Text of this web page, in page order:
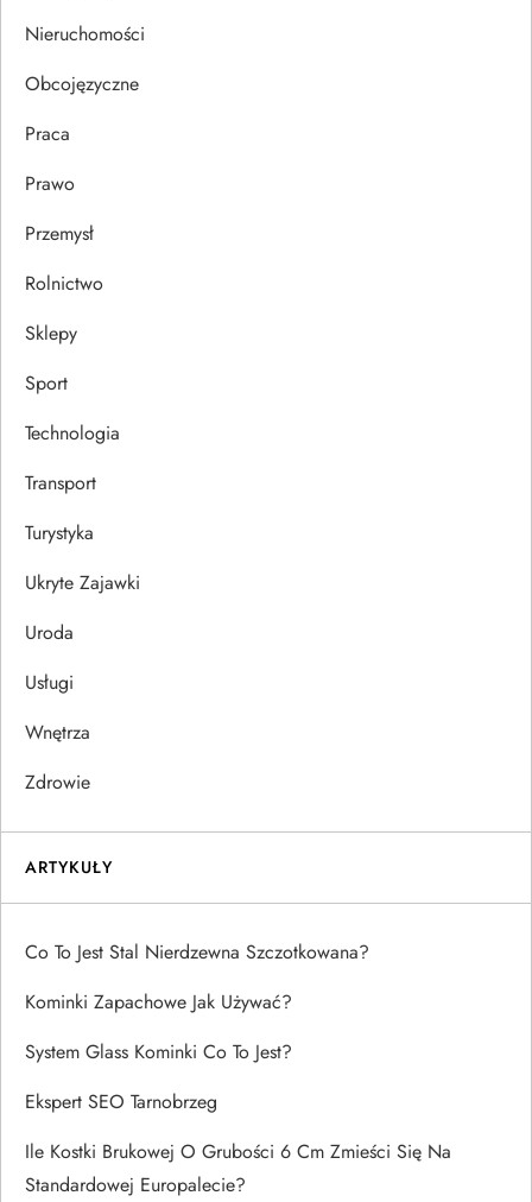
u
Nieruchomości
Obcojęzyczne
Praca
Prawo
Przemysł
Rolnictwo
Sklepy
Sport
Technologia
Transport
Turystyka
Ukryte Zajawki
Uroda
Usługi
Wnętrza
Zdrowie
ARTYKUŁY
Co To Jest Stal Nierdzewna Szczotkowana?
Kominki Zapachowe Jak Używać?
System Glass Kominki Co To Jest?
Ekspert SEO Tarnobrzeg
Ile Kostki Brukowej O Grubości 6 Cm Zmieści Się Na
Standardowej Europalecie?